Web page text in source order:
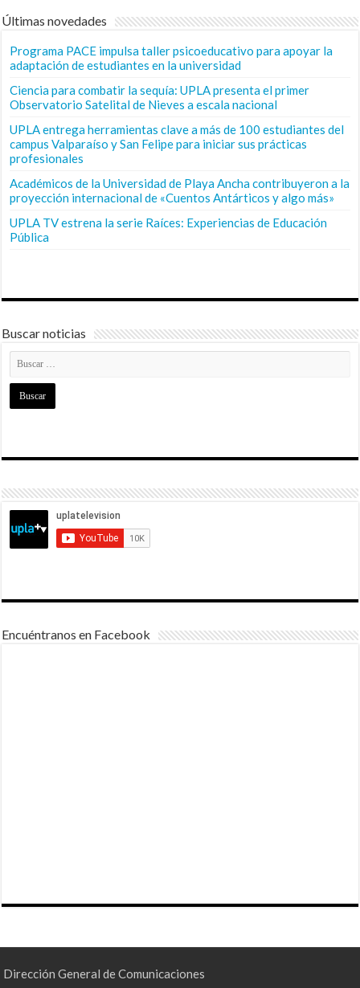
Últimas novedades
Programa PACE impulsa taller psicoeducativo para apoyar la
adaptación de estudiantes en la universidad
Ciencia para combatir la sequía: UPLA presenta el primer
Observatorio Satelital de Nieves a escala nacional
UPLA entrega herramientas clave a más de 100 estudiantes del
campus Valparaíso y San Felipe para iniciar sus prácticas
profesionales
Académicos de la Universidad de Playa Ancha contribuyeron a la
proyección internacional de «Cuentos Antárticos y algo más»
UPLA TV estrena la serie Raíces: Experiencias de Educación
Pública
Buscar noticias
Encuéntranos en Facebook
Dirección General de Comunicaciones